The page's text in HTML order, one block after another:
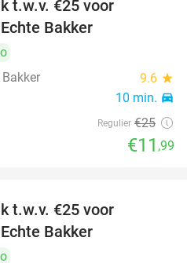
t.w.v. €25 voor
Bakker
9.6 star
10 min. directions_car
Regulier €25
€11 ,99
t.w.v. €25 voor
Bakker